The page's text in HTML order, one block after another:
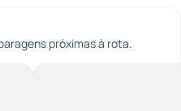
próximas à rota.